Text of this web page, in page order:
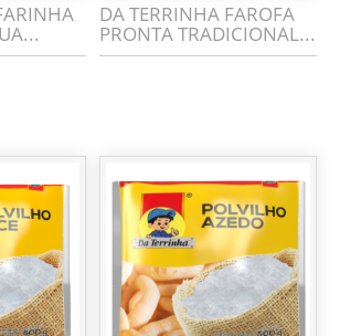
DA TERRINHA FAROFA
PRONTA TRADICIONAL...